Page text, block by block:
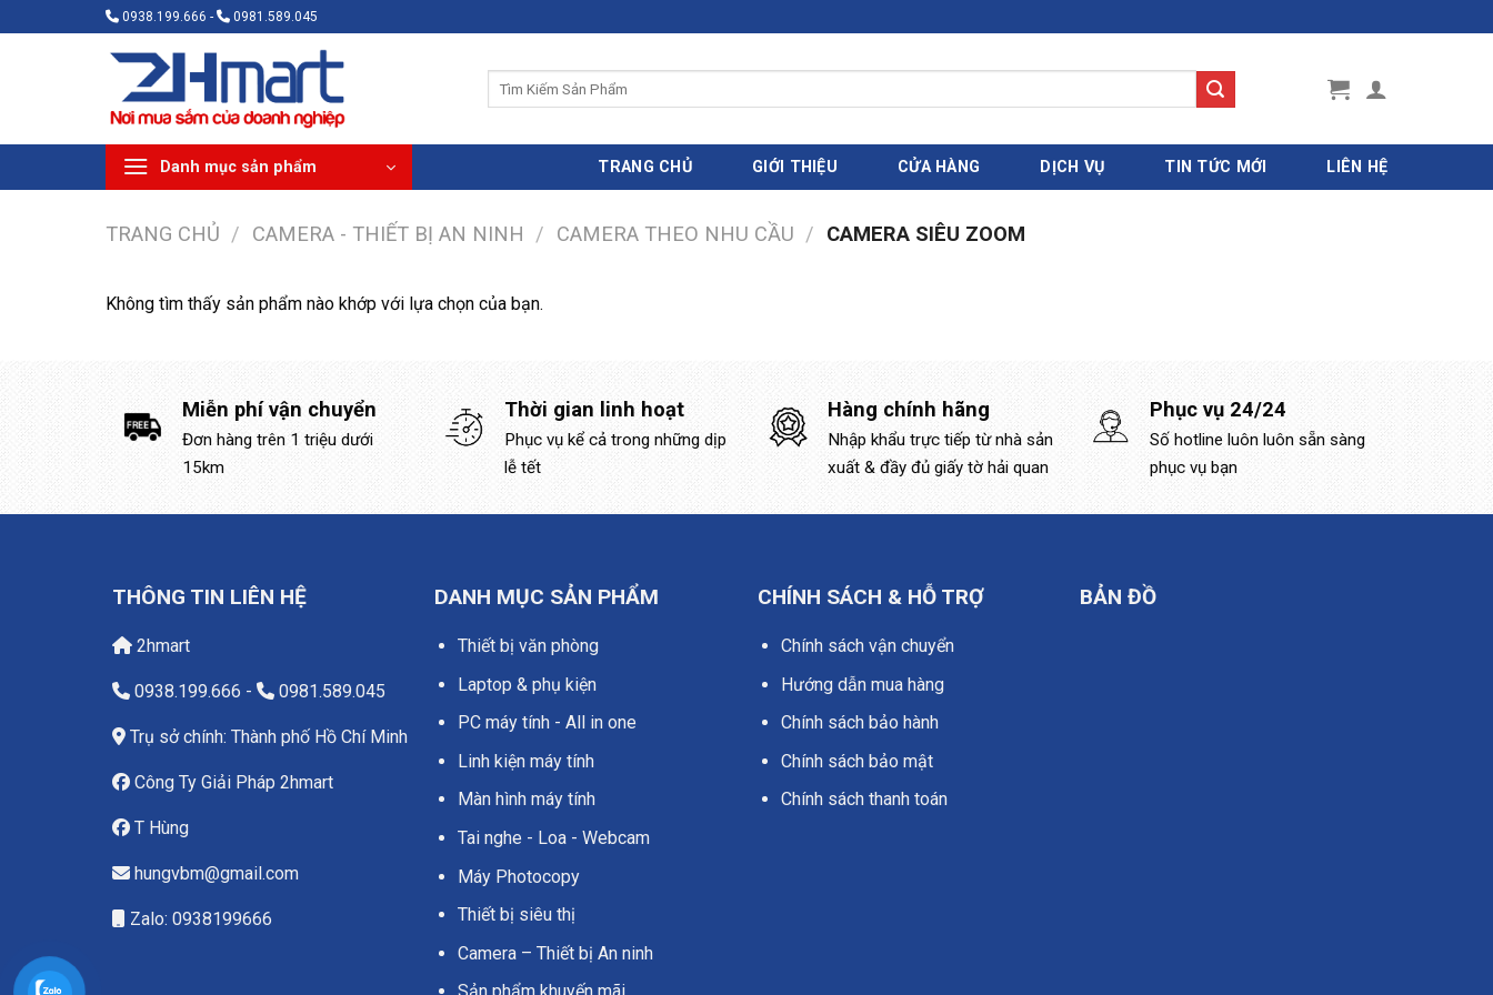
qua
0938.199.666 - 0981.589.045
Danh mục sản phẩm TRANG CHỦ GIỚI THIỆU CỬA HÀNG DỊCH VỤ TIN TỨC MỚI LIÊN HỆ
TRANG CHỦ / CAMERA - THIẾT BỊ AN NINH / CAMERA THEO NHU CẦU / CAMERA SIÊU ZOOM
Không tìm thấy sản phẩm nào khớp với lựa chọn của bạn.
Miễn phí vận chuyển
Đơn hàng trên 1 triệu dưới
15km
Thời gian linh hoạt
Phục vụ kể cả trong những dịp
lễ tết
Hàng chính hãng
Nhập khẩu trực tiếp từ nhà sản
xuất & đầy đủ giấy tờ hải quan
Phục vụ 24/24
Số hotline luôn luôn sẵn sàng
phục vụ bạn
THÔNG TIN LIÊN HỆ
2hmart
0938.199.666 - 0981.589.045
Trụ sở chính: Thành phố Hồ Chí Minh
Công Ty Giải Pháp 2hmart
T Hùng
hungvbm@gmail.com
Zalo: 0938199666
DANH MỤC SẢN PHẨM
Thiết bị văn phòng
Laptop & phụ kiện
PC máy tính - All in one
Linh kiện máy tính
Màn hình máy tính
Tai nghe - Loa - Webcam
Máy Photocopy
Thiết bị siêu thị
Camera – Thiết bị An ninh
CHÍNH SÁCH & HỖ TRỢ
Chính sách vận chuyển
Hướng dẫn mua hàng
Chính sách bảo hành
Chính sách bảo mật
Chính sách thanh toán
BẢN ĐỒ